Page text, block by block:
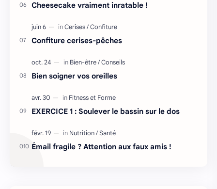
Cheesecake vraiment inratable !
Confiture cerises-pêches
Bien soigner vos oreilles
EXERCICE 1 : Soulever le bassin sur le dos
Émail fragile ? Attention aux faux amis !